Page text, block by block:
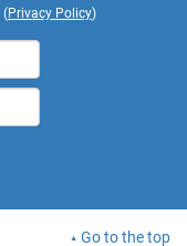
(Privacy Policy)
Go to the top